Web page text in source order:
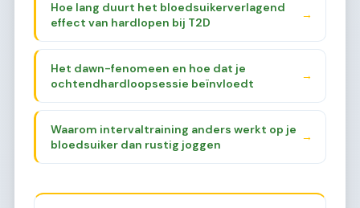
Hoe lang duurt het bloedsuikerverlagend
effect van hardlopen bij T2D
→
Het dawn-fenomeen en hoe dat je
ochtendhardloopsessie beïnvloedt
→
Waarom intervaltraining anders werkt op je
bloedsuiker dan rustig joggen
→